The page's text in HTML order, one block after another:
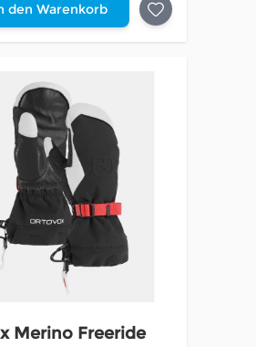
den Warenkorb
Merino Freeride